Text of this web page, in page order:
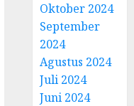
Oktober 2024
September
2024
Agustus 2024
Juli 2024
Juni 2024